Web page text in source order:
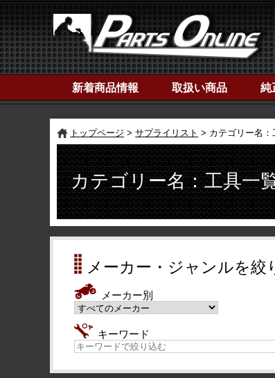
新着商品情報 取扱い商品 純
トップページ サプライリスト カテゴリー名：
カテゴリー名：工具一
メーカー・ジャンルを絞
メーカー別
キーワード